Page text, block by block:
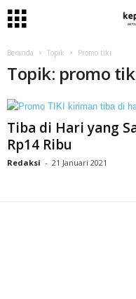
Beranda Topik Promo tiki
Topik: promo
Tiba di Hari yang
Rp14 Ribu
Redaksi - 21 Januari 2021